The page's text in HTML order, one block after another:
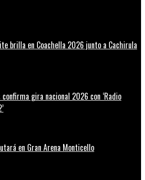
brilla en Coachella 2026 junto a Cachirula
gira nacional 2026 con ‘Radio
en Gran Arena Monticello